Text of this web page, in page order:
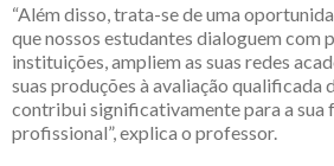
“Além disso, trata-se de uma
que nossos estudantes dialoguem com
instituições, ampliem as suas redes
suas produções à avaliação qualificada
contribui significativamente para a sua
profissional”, explica o professor.